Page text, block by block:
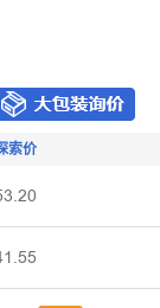
索价